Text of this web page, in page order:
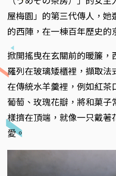
屋梅園」的第三代傳人，她
的西陣，在一棟百年歷史的
掀開搖曳在玄關前的暖簾，
羅列在玻璃矮櫃裡，擷取法
在傳統水羊羹裡，例如紅茶
葡萄、玫瑰花瓣，將和菓子
樣擠在頂端，就像一只戴著
愛。